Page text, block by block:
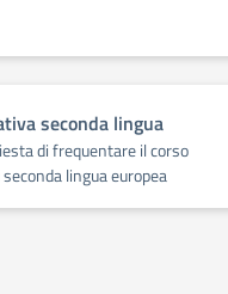
seconda lingua
di frequentare il corso
lingua europea